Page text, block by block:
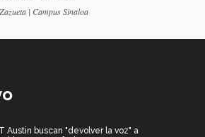
| Campus Sinaloa
Austin buscan "devolver la voz" a